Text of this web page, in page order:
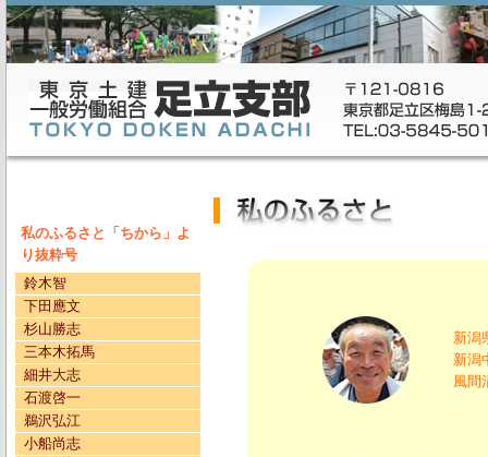
私のふるさと「ちから」よ
り抜粋号
鈴木智
下田應文
杉山勝志
三本木拓馬
細井大志
石渡啓一
鵜沢弘江
小船尚志
新潟
新潟
風間